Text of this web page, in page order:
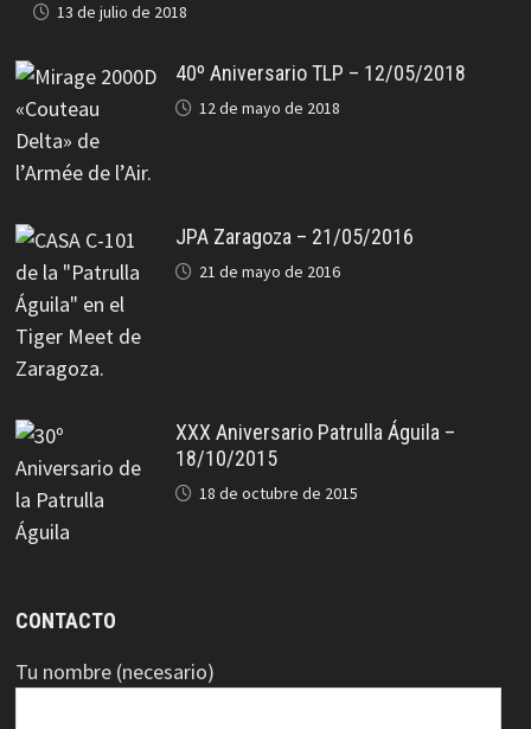
13 de julio de 2018
40º Aniversario TLP – 12/05/2018
12 de mayo de 2018
JPA Zaragoza – 21/05/2016
21 de mayo de 2016
XXX Aniversario Patrulla Águila –
18/10/2015
18 de octubre de 2015
CONTACTO
Tu nombre (necesario)